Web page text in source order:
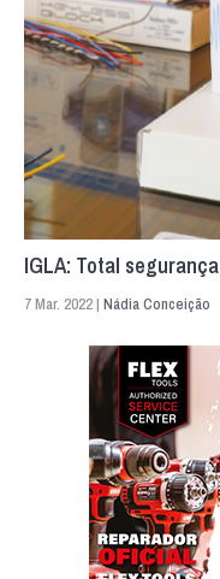
IGLA: Total segurança
7 Mar. 2022 | Nádia Conceição